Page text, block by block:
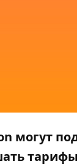
могут
тарифы